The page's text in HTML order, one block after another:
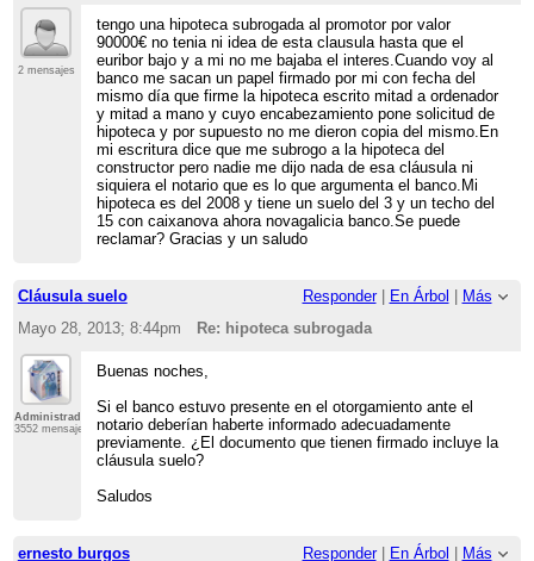
2 mensajes
tengo una hipoteca subrogada al promotor por valor
90000€ no tenia ni idea de esta clausula hasta que el
euribor bajo y a mi no me bajaba el interes.Cuando voy al
banco me sacan un papel firmado por mi con fecha del
mismo día que firme la hipoteca escrito mitad a ordenador
y mitad a mano y cuyo encabezamiento pone solicitud de
hipoteca y por supuesto no me dieron copia del mismo.En
mi escritura dice que me subrogo a la hipoteca del
constructor pero nadie me dijo nada de esa cláusula ni
siquiera el notario que es lo que argumenta el banco.Mi
hipoteca es del 2008 y tiene un suelo del 3 y un techo del
15 con caixanova ahora novagalicia banco.Se puede
reclamar? Gracias y un saludo
Cláusula suelo Responder| En Árbol
Más
Mayo 28, 2013; 8:44pm
Re: hipoteca subrogada
Administrador
3552 mensajes
Buenas noches,
Si el banco estuvo presente en el otorgamiento ante el
notario deberían haberte informado adecuadamente
previamente. ¿El documento que tienen firmado incluye la
cláusula suelo?
Saludos
ernesto burgos Responder| En Árbol
Más